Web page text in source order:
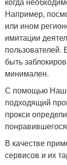
Например,
или ином
имитации
пользователей.
быть
минимален.
С помощью
подходящий
прокси
В качестве
сервисов и их